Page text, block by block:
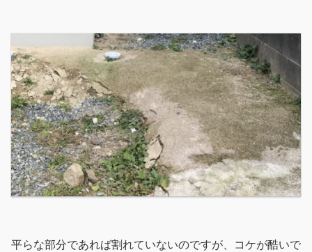
平らな部分であれば割れていないのですが、コケが酷いで